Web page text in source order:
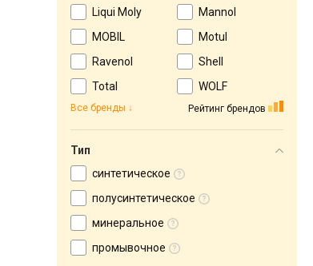
Liqui Moly
Mannol
MOBIL
Motul
Ravenol
Shell
Total
WOLF
Рейтинг брендов
Все бренды
Тип
синтетическое
полусинтетическое
минеральное
промывочное